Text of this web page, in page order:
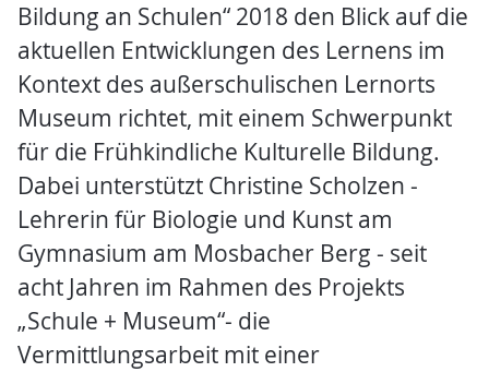
Bildung an Schulen“ 2018 den Blick auf die
aktuellen Entwicklungen des Lernens im
Kontext des außerschulischen Lernorts
Museum richtet, mit einem Schwerpunkt
für die Frühkindliche Kulturelle Bildung.
Dabei unterstützt Christine Scholzen -
Lehrerin für Biologie und Kunst am
Gymnasium am Mosbacher Berg - seit
acht Jahren im Rahmen des Projekts
„Schule + Museum“- die
Vermittlungsarbeit mit einer